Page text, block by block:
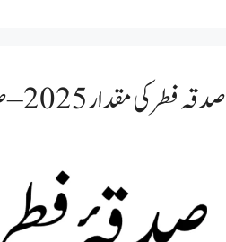
صدقہ فطر کی مقدار 2025 – صدقہ فطر کے مسائل | صدقہ فطر 2025 میں کیا ہے؟